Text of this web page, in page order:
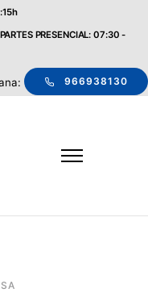
PRESENCIAL: 07:30 -
966938130